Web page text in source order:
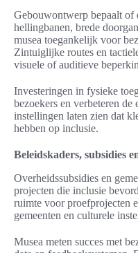
Gebouwontwerp bepaalt of
hellingbanen, brede
musea toegankelijk voor
Zintuiglijke routes en
visuele of auditieve
Investeringen in fysieke
bezoekers en verbeteren
instellingen laten zien dat
hebben op inclusie.
Beleidskaders, subsidies
Overheidssubsidies en
projecten die inclusie
ruimte voor proefprojecten
gemeenten en culturele
Musea meten succes met